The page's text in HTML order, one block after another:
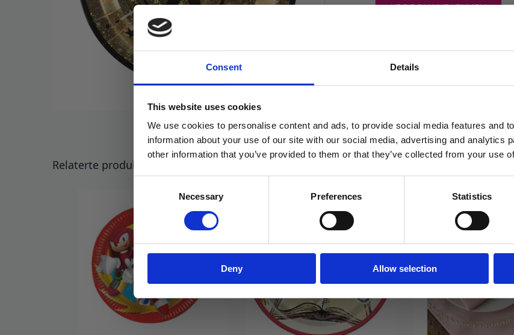
Consent Details
This website uses cookies
We use cookies to personalise content and ads, to provide social media features and
information about your use of our site with our social media, advertising and analytics
other information that you’ve provided to them or that they’ve collected from your use
Necessary Preferences Statistics
Deny Allow selection
50
antall
LEGG I HANDLEKURV
Relaterte produkter
få eksklusive tilbud og masse
inspirasjon rett i innboksen
Ja takk! Jeg vil gjerne få brev fra dere!